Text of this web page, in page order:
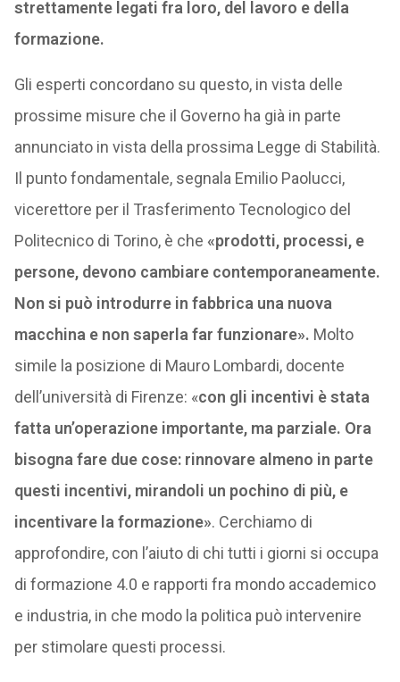
strettamente legati fra loro, del lavoro e della
formazione.
Gli esperti concordano su questo, in vista delle
prossime misure che il Governo ha già in parte
annunciato in vista della prossima Legge di Stabilità.
Il punto fondamentale, segnala Emilio Paolucci,
vicerettore per il Trasferimento Tecnologico del
Politecnico di Torino, è che «prodotti, processi, e
persone, devono cambiare contemporaneamente.
Non si può introdurre in fabbrica una nuova
macchina e non saperla far funzionare». Molto
simile la posizione di Mauro Lombardi, docente
dell’università di Firenze: «con gli incentivi è stata
fatta un’operazione importante, ma parziale. Ora
bisogna fare due cose: rinnovare almeno in parte
questi incentivi, mirandoli un pochino di più, e
incentivare la formazione». Cerchiamo di
approfondire, con l’aiuto di chi tutti i giorni si occupa
di formazione 4.0 e rapporti fra mondo accademico
e industria, in che modo la politica può intervenire
per stimolare questi processi.